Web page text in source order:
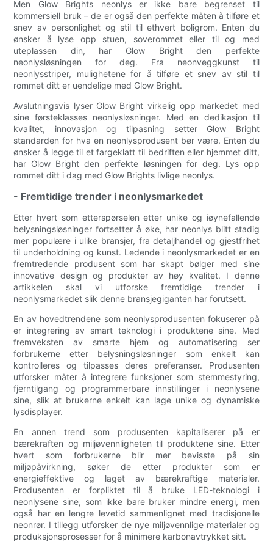
Men Glow Brights neonlys er ikke bare begrenset til
kommersiell bruk – de er også den perfekte måten å tilføre et
snev av personlighet og stil til ethvert boligrom. Enten du
ønsker å lyse opp stuen, soverommet eller til og med
uteplassen din, har Glow Bright den perfekte
neonlysløsningen for deg. Fra neonveggkunst til
neonlysstriper, mulighetene for å tilføre et snev av stil til
rommet ditt er uendelige med Glow Bright.
Avslutningsvis lyser Glow Bright virkelig opp markedet med
sine førsteklasses neonlysløsninger. Med en dedikasjon til
kvalitet, innovasjon og tilpasning setter Glow Bright
standarden for hva en neonlysprodusent bør være. Enten du
ønsker å legge til et fargeklatt til bedriften eller hjemmet ditt,
har Glow Bright den perfekte løsningen for deg. Lys opp
rommet ditt i dag med Glow Brights livlige neonlys.
- Fremtidige trender i neonlysmarkedet
Etter hvert som etterspørselen etter unike og iøynefallende
belysningsløsninger fortsetter å øke, har neonlys blitt stadig
mer populære i ulike bransjer, fra detaljhandel og gjestfrihet
til underholdning og kunst. Ledende i neonlysmarkedet er en
fremtredende produsent som har skapt bølger med sine
innovative design og produkter av høy kvalitet. I denne
artikkelen skal vi utforske fremtidige trender i
neonlysmarkedet slik denne bransjegiganten har forutsett.
En av hovedtrendene som neonlysprodusenten fokuserer på
er integrering av smart teknologi i produktene sine. Med
fremveksten av smarte hjem og automatisering ser
forbrukerne etter belysningsløsninger som enkelt kan
kontrolleres og tilpasses deres preferanser. Produsenten
utforsker måter å integrere funksjoner som stemmestyring,
fjerntilgang og programmerbare innstillinger i neonlysene
sine, slik at brukerne enkelt kan lage unike og dynamiske
lysdisplayer.
En annen trend som produsenten kapitaliserer på er
bærekraften og miljøvennligheten til produktene sine. Etter
hvert som forbrukerne blir mer bevisste på sin
miljøpåvirkning, søker de etter produkter som er
energieffektive og laget av bærekraftige materialer.
Produsenten er forpliktet til å bruke LED-teknologi i
neonlysene sine, som ikke bare bruker mindre energi, men
også har en lengre levetid sammenlignet med tradisjonelle
neonrør. I tillegg utforsker de nye miljøvennlige materialer og
produksjonsprosesser for å minimere karbonavtrykket sitt.